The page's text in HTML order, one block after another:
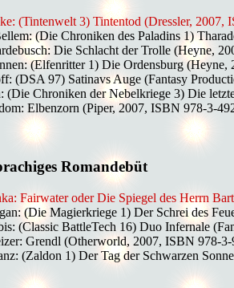
(Tintenwelt 3) Tintentod (Dressler, 2007,
(Die Chroniken des Paladins 1)
Die Schlacht der Trolle (Heyne,
(Elfenritter 1) Die Ordensburg
(DSA 97) Satinavs Auge (Fantasy
(Die Chroniken der Nebelkriege 3) Die
Elbenzorn (Piper, 2007, ISBN 978-3-
Romandebüt
Fairwater oder Die Spiegel des Herrn
(Die Magierkriege 1) Der Schrei des
(Classic BattleTech 16) Duo Infernale
Grendl (Otherworld, 2007, ISBN 978-
(Zaldon 1) Der Tag der Schwarzen